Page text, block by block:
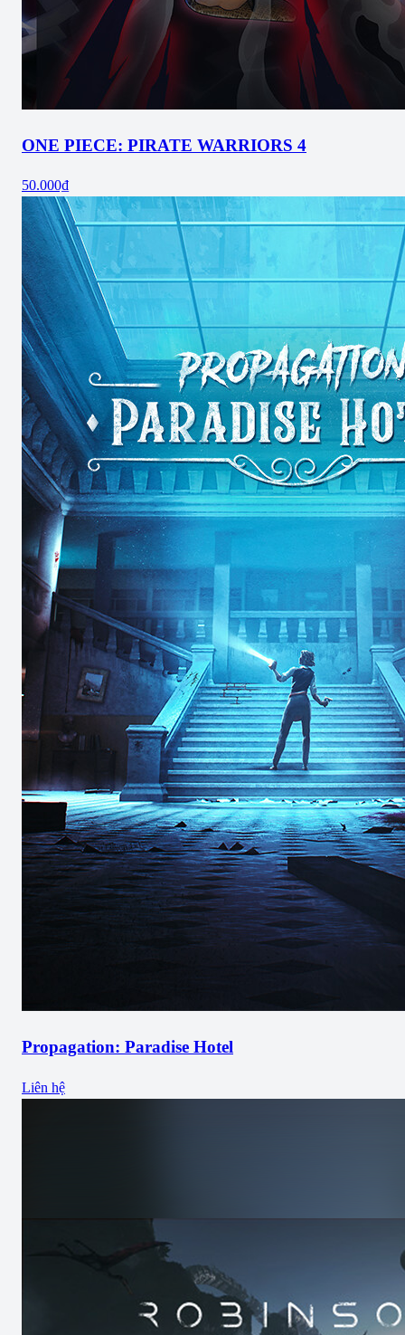
ONE PIECE: PIRATE WARRIORS 4
50.000₫
Propagation: Paradise Hotel
Liên hệ